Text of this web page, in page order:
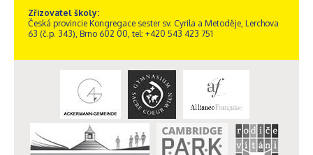
Zřizovatel školy:
Česká provincie Kongregace sester sv. Cyrila a Metoděje, Lerchova
63 (č.p. 343), Brno 602 00, tel: +420 543 423 751